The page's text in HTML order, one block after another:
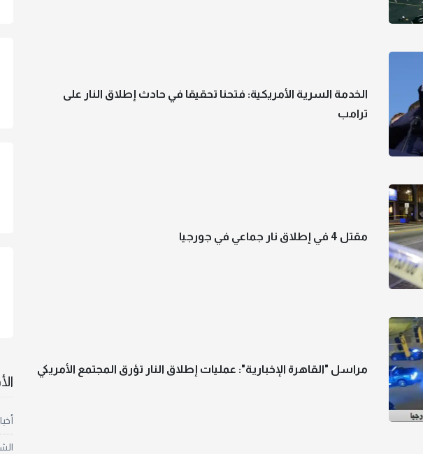
الخدمة السرية الأمريكية: فتحنا تحقيقا في حادث إطلاق النار على
ترامب
مقتل 4 في إطلاق نار جماعي في جورجيا
مراسل "القاهرة الإخبارية": عمليات إطلاق النار تؤرق المجتمع الأمريكي